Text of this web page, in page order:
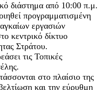
διάστημα από 10:00 π.μ.
προγραμματισμένη
εργασιών
κεντρικό δίκτυο
Στράτου.
τις Τοπικές
στο πλαίσιο της
και την εύρυθμη